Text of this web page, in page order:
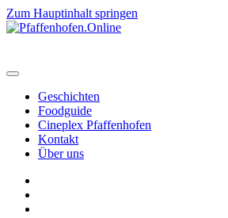
Zum Hauptinhalt springen
Geschichten
Foodguide
Cineplex Pfaffenhofen
Kontakt
Über uns